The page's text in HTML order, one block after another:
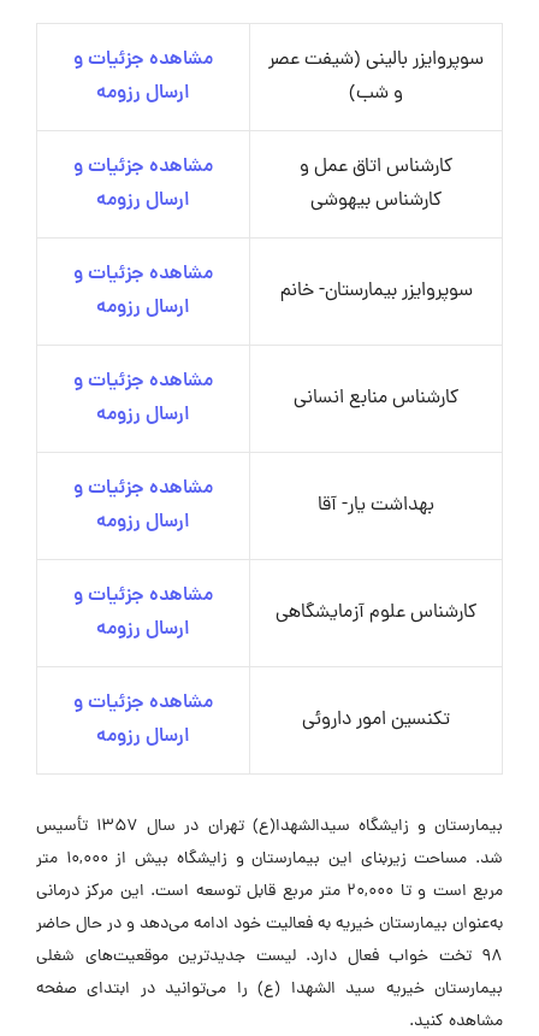
سوپروایزر بالینی (شیفت عصر
و شب)
مشاهده جزئیات و
ارسال رزومه
کارشناس اتاق عمل و
کارشناس بیهوشی
مشاهده جزئیات و
ارسال رزومه
سوپروایزر بیمارستان- خانم
مشاهده جزئیات و
ارسال رزومه
کارشناس منابع انسانی
مشاهده جزئیات و
ارسال رزومه
بهداشت یار- آقا
مشاهده جزئیات و
ارسال رزومه
کارشناس علوم آزمایشگاهی
مشاهده جزئیات و
ارسال رزومه
تکنسین امور داروئی
مشاهده جزئیات و
ارسال رزومه
بیمارستان و زایشگاه سیدالشهدا(ع) تهران در سال 1357 تأسیس
شد. مساحت زیربنای این بیمارستان و زایشگاه بیش از 10,000 متر
مربع است و تا 20,000 متر مربع قابل توسعه است. این مرکز درمانی
به‌عنوان بیمارستان خیریه به فعالیت خود ادامه می‌دهد و در حال حاضر
98 تخت خواب فعال دارد. لیست جدیدترین موقعیت‌های شغلی
بیمارستان خیریه سید الشهدا (ع) را می‌توانید در ابتدای صفحه
مشاهده کنید.